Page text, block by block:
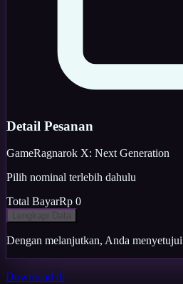
Detail Pesanan
GameRagnarok X: Next Generation
Pilih nominal terlebih dahulu
Total BayarRp 0
Dengan melanjutkan, Anda menyetujui
Download di